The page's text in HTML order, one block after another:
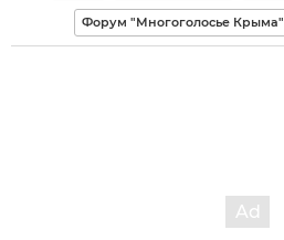
Форум "Многоголосье Крыма"